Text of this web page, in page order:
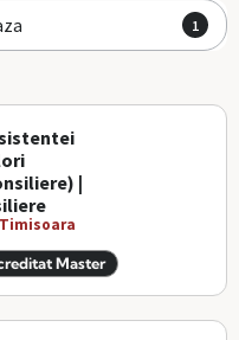
1
|
Master